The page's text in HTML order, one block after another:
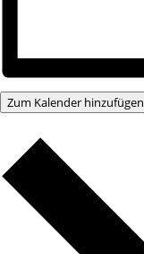
Zum Kalender hinzufügen